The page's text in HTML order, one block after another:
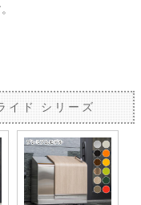
イド シリーズ